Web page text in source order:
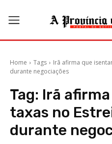
Home Tags
Irã afirma que
durante negociações
Tag: Irã
taxas no
durante